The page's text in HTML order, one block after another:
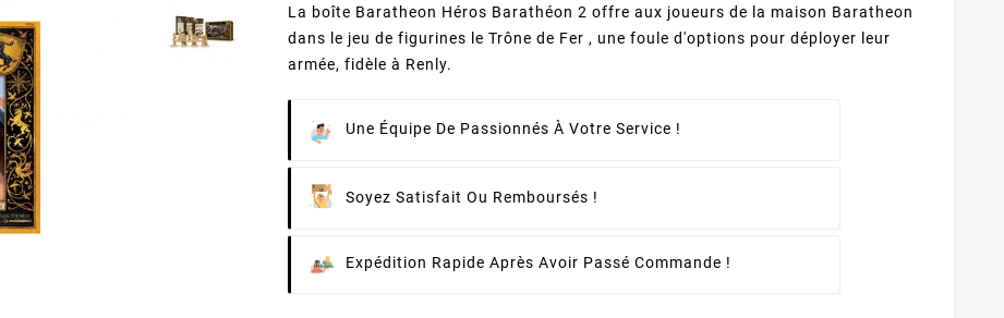
La boîte Baratheon Héros Barathéon 2 offre aux joueurs de la maison Baratheon
dans le jeu de figurines le Trône de Fer , une foule d'options pour déployer leur
armée, fidèle à Renly.
Une Équipe De Passionnés À Votre Service !
Soyez Satisfait Ou Remboursés !
Expédition Rapide Après Avoir Passé Commande !